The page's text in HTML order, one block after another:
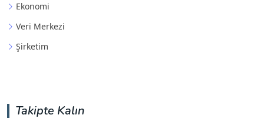
Ekonomi
Veri Merkezi
Şirketim
Takipte Kalın